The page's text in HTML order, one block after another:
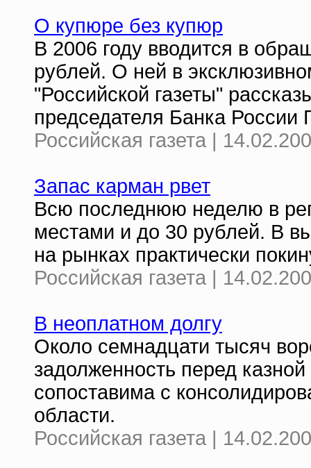
О купюре без купюр
В 2006 году вводится в
рублей. О ней в
"Российской газеты"
председателя Банка России
Российская газета |
Запас карман рвет
Всю последнюю неделю в
местами и до 30 рублей. В
на рынках практически
Российская газета |
В неоплатном долгу
Около семнадцати тысяч
задолженность перед
сопоставима с
области.
Российская газета |